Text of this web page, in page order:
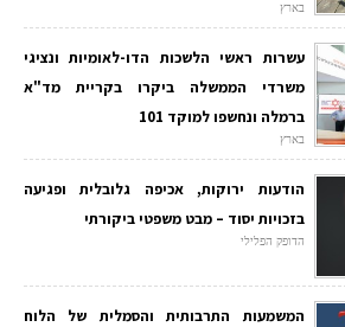
בארץ
עשרות ראשי הלשכות הדו-לאומיות ונציגי
משרדי הממשלה ביקרו בקריית מד"א
ברמלה ונחשפו למוקד 101
בארץ
הודעות ירוקות, אכיפה גלובלית ופגיעה
בזכויות יסוד – מבט משפטי ביקורתי
הדופק הפלילי
המשמעות התרבותית והסמלית של הלוח